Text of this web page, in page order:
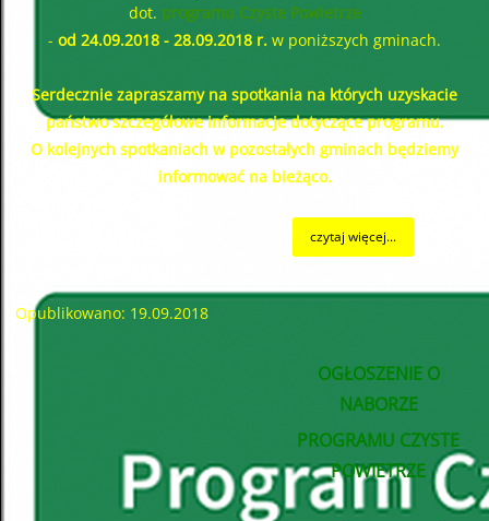
dot. programu Czyste Powietrze
- od 24.09.2018 - 28.09.2018 r. w poniższych gminach.
Serdecznie zapraszamy na spotkania na których uzyskacie
państwo szczegółowe informacje dotyczące programu.
O kolejnych spotkaniach w pozostałych gminach będziemy
informować na bieżąco.
czytaj więcej...
Opublikowano: 19.09.2018
OGŁOSZENIE O
NABORZE
PROGRAMU CZYSTE
POWIETRZE